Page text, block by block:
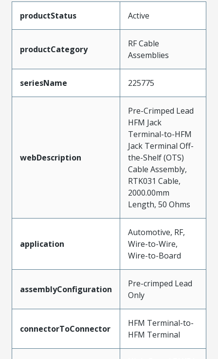
productStatus Active
productCategory
RF Cable
Assemblies
seriesName 225775
webDescription
Pre-Crimped Lead
HFM Jack
Terminal-to-HFM
Jack Terminal Off-
the-Shelf (OTS)
Cable Assembly,
RTK031 Cable,
2000.00mm
Length, 50 Ohms
application
Automotive, RF,
Wire-to-Wire,
Wire-to-Board
assemblyConfiguration
Pre-crimped Lead
Only
connectorToConnector
HFM Terminal-to-
HFM Terminal